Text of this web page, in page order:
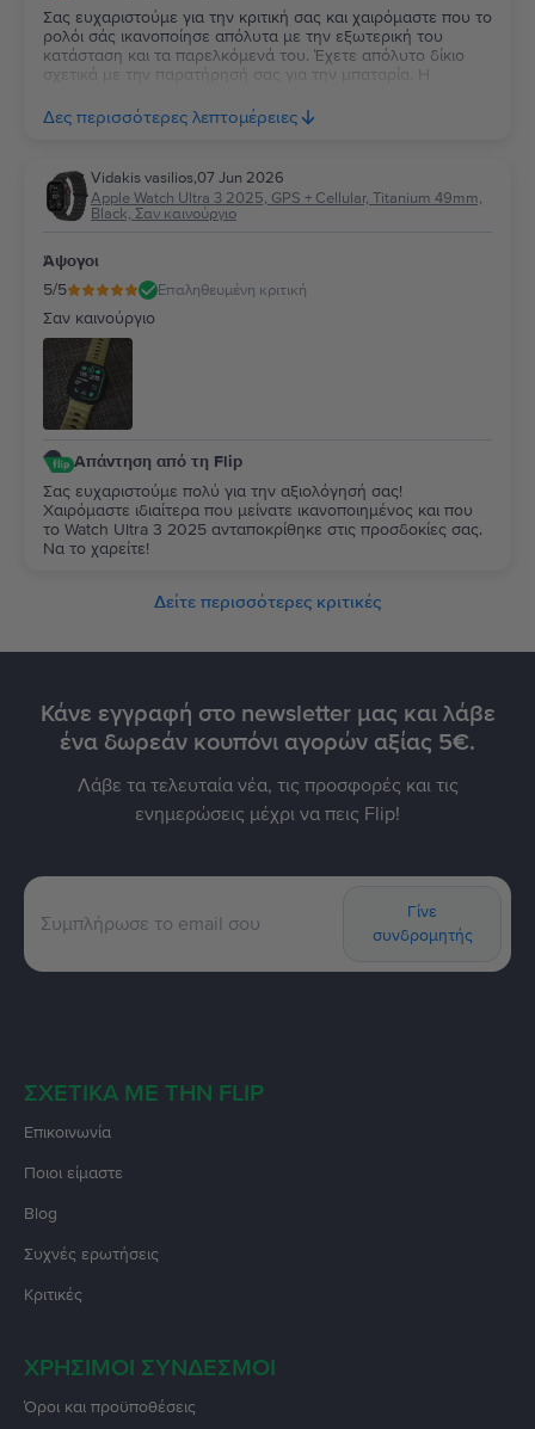
Σας ευχαριστούμε για την κριτική σας και χαιρόμαστε που το
ρολόι σάς ικανοποίησε απόλυτα με την εξωτερική του
κατάσταση και τα παρελκόμενά του. Έχετε απόλυτο δίκιο
σχετικά με την παρατήρησή σας για την μπαταρία. Η
μπαταρίας κάτω από 85% περνάει αυτόματα από
αντικατάσταση, επομένως το 84% αποτελεί δική μας αστοχία
από 2 χρόνια εγγύηση, θέλουμε να διορθώσουμε άμεσα
αυτό το σφάλμα. Παρακαλούμε επικοινωνήστε μαζί μας
μέσω email στο contact@flip.gr ώστε να προγραμματίσουμε
εξασφαλίσουμε την εμπειρία 5 αστέρων που σας αξίζει!
Δες περισσότερες λεπτομέρειες
Vidakis vasilios,07 Jun 2026
Apple Watch Ultra 3 2025, GPS + Cellular, Titanium 49mm,
Black, Σαν καινούργιο
Άψογοι
5/5 Επαληθευμένη κριτική
Σαν καινούργιο
Απάντηση από τη Flip
Σας ευχαριστούμε πολύ για την αξιολόγησή σας!
Χαιρόμαστε ιδιαίτερα που μείνατε ικανοποιημένος και που
το Watch Ultra 3 2025 ανταποκρίθηκε στις προσδοκίες σας.
Να το χαρείτε!
Δείτε περισσότερες κριτικές
Κάνε εγγραφή στο newsletter μας και λάβε
ένα δωρεάν κουπόνι αγορών αξίας 5€.
Λάβε τα τελευταία νέα, τις προσφορές και τις
ενημερώσεις μέχρι να πεις Flip!
Γίνε
συνδρομητής
ΣΧΕΤΙΚΆ ΜΕ ΤΗΝ FLIP
Επικοινωνία
Ποιοι είμαστε
Blog
Συχνές ερωτήσεις
Κριτικές
ΧΡΉΣΙΜΟΙ ΣΎΝΔΕΣΜΟΙ
Όροι και προϋποθέσεις